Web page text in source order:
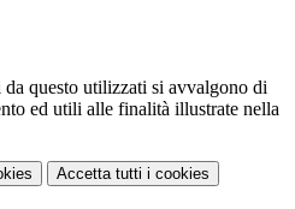
questo utilizzati si avvalgono di
ed utili alle finalità illustrate nella
Accetta tutti i cookies